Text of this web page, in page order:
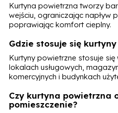
Kurtyna powietrzna tworzy
wejściu, ograniczając napływ
poprawiając komfort cieplny.
Gdzie stosuje się
Kurtyny powietrzne stosuje się
lokalach usługowych,
komercyjnych i budynkach
Czy kurtyna powietrzna
pomieszczenie?